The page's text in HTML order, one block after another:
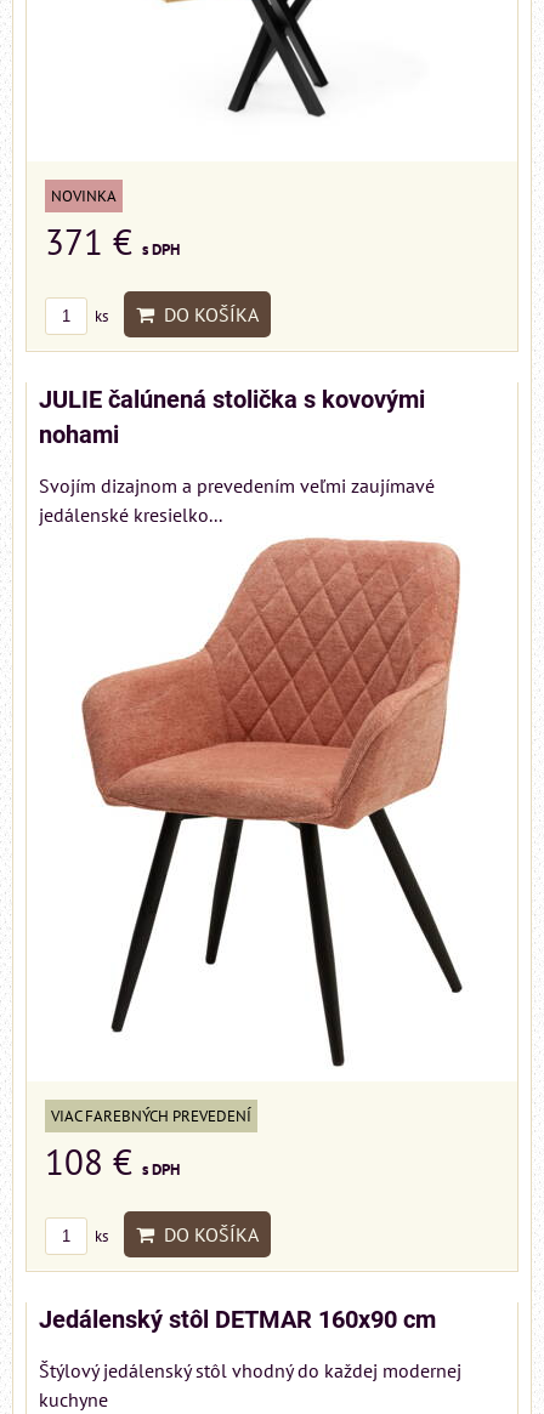
NOVINKA
371 € s DPH
ks DO KOŠÍKA
JULIE čalúnená stolička s kovovými
nohami
Svojím dizajnom a prevedením veľmi zaujímavé
jedálenské kresielko...
VIAC FAREBNÝCH PREVEDENÍ
108 € s DPH
ks DO KOŠÍKA
Jedálenský stôl DETMAR 160x90 cm
Štýlový jedálenský stôl vhodný do každej modernej
kuchyne